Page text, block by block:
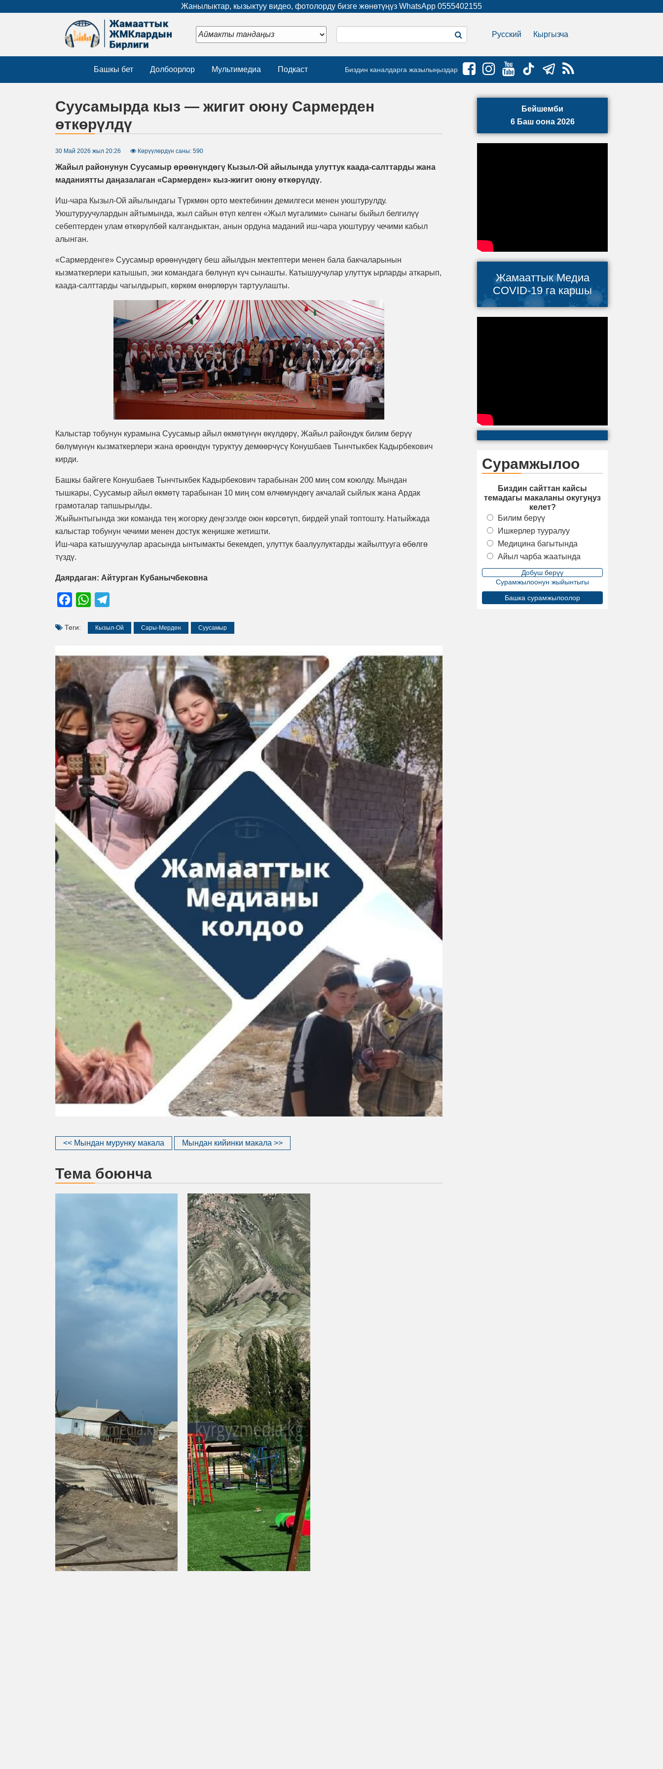
Жанылыктар, кызыктуу видео, фотолорду бизге жөнөтүңүз WhatsApp 0555402155
Русский Кыргызча
Башкы бет Долбоорлор Мультимедиа Подкаст Биздин каналдарга жазылыңыздар
Суусамырда кыз — жигит оюну Сармерден
өткөрүлдү
30 Май 2026 жыл 20:26 Көрүүлөрдүн саны: 590
Жайыл районунун Суусамыр өрөөнүндөгү Кызыл-Ой айылында улуттук каада-салттарды жана
маданиятты даңазалаган «Сармерден» кыз-жигит оюну өткөрүлдү.
Иш-чара Кызыл-Ой айылындагы Түркмөн орто мектебинин демилгеси менен уюштурулду.
Уюштуруучулардын айтымында, жыл сайын өтүп келген «Жыл мугалими» сынагы быйыл белгилүү
себептерден улам өткөрүлбөй калгандыктан, анын ордуна маданий иш-чара уюштуруу чечими кабыл
алынган.
«Сармерденге» Суусамыр өрөөнүндөгү беш айылдын мектептери менен бала бакчаларынын
кызматкерлери катышып, эки командага бөлүнүп күч сынашты. Катышуучулар улуттук ырларды аткарып,
каада-салттарды чагылдырып, көркөм өнөрлөрүн тартуулашты.
Калыстар тобунун курамына Суусамыр айыл өкмөтүнүн өкүлдөрү, Жайыл райондук билим берүү
бөлүмүнүн кызматкерлери жана өрөөндүн туруктуу демөөрчүсү Конушбаев Тынчтыкбек Кадырбекович
кирди.
Башкы байгеге Конушбаев Тынчтыкбек Кадырбекович тарабынан 200 миң сом коюлду. Мындан
тышкары, Суусамыр айыл өкмөтү тарабынан 10 миң сом өлчөмүндөгү акчалай сыйлык жана Ардак
грамоталар тапшырылды.
Жыйынтыгында эки команда тең жогорку деңгээлде оюн көрсөтүп, бирдей упай топтошту. Натыйжада
калыстар тобунун чечими менен достук жеңишке жетишти.
Иш-чара катышуучулар арасында ынтымакты бекемдеп, улуттук баалуулуктарды жайылтууга өбөлгө
түздү.
Даярдаган: Айтурган Кубанычбековна
FacebookWhatsApp
Теги: Кызыл-Ой Сары-Мерден Суусамыр
<< Мындан мурунку макала Мындан кийинки макала >>
Тема боюнча
Бейшемби
6 Баш оона 2026
Жамааттык Медиа
COVID-19 га каршы
Сурамжылоо
Биздин сайттан кайсы
темадагы макаланы окугуңуз
келет?
Билим берүү
Ишкерлер тууралуу
Медицина багытында
Айыл чарба жаатында
Сурамжылоонун жыйынтыгы
Башка сурамжылоолор